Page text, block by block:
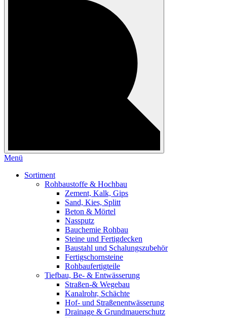
Menü
Sortiment
Rohbaustoffe & Hochbau
Zement, Kalk, Gips
Sand, Kies, Splitt
Beton & Mörtel
Nassputz
Bauchemie Rohbau
Steine und Fertigdecken
Baustahl und Schalungszubehör
Fertigschornsteine
Rohbaufertigteile
Tiefbau, Be- & Entwässerung
Straßen-& Wegebau
Kanalrohr, Schächte
Hof- und Straßenentwässerung
Drainage & Grundmauerschutz